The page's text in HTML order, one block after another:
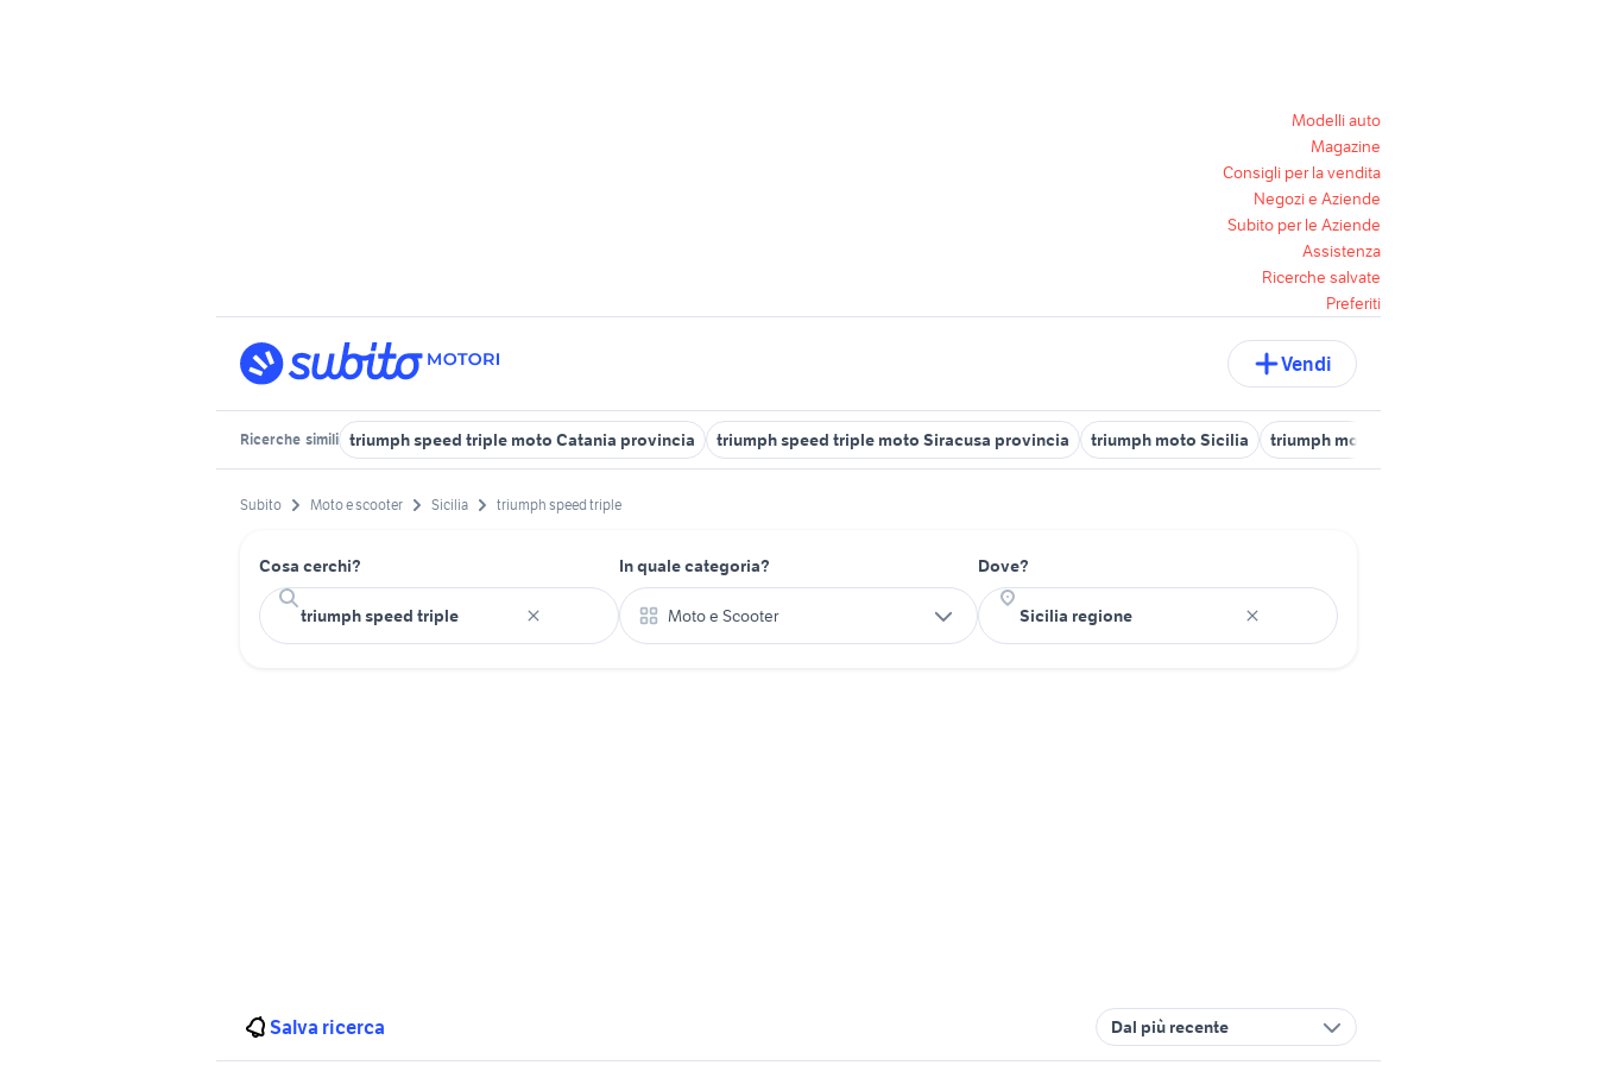
Modelli auto
Magazine
Consigli per la vendita
Negozi e Aziende
Subito per le Aziende
Assistenza
Ricerche salvate
Preferiti
Vendi
Ricerche simili triumph speed triple moto Catania provincia triumph speed triple moto Siracusa provincia triumph moto Sicilia triumph moto Palermo provincia
Subito Moto e scooter Sicilia triumph speed triple
Cosa cerchi? In quale categoria?
Moto e Scooter
Dove?
Salva ricerca Dal più recente